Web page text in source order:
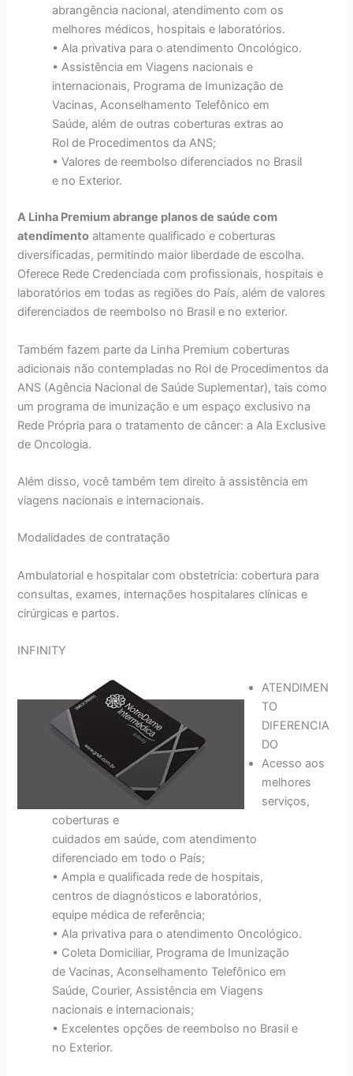
abrangência nacional, atendimento com os
melhores médicos, hospitais e laboratórios.
• Ala privativa para o atendimento Oncológico.
• Assistência em Viagens nacionais e
internacionais, Programa de Imunização de
Vacinas, Aconselhamento Telefônico em
Saúde, além de outras coberturas extras ao
Rol de Procedimentos da ANS;
• Valores de reembolso diferenciados no Brasil
e no Exterior.
A Linha Premium abrange planos de saúde com
atendimento altamente qualificado e coberturas
diversificadas, permitindo maior liberdade de escolha.
Oferece Rede Credenciada com profissionais, hospitais e
laboratórios em todas as regiões do País, além de valores
diferenciados de reembolso no Brasil e no exterior.
Também fazem parte da Linha Premium coberturas
adicionais não contempladas no Rol de Procedimentos da
ANS (Agência Nacional de Saúde Suplementar), tais como
um programa de imunização e um espaço exclusivo na
Rede Própria para o tratamento de câncer: a Ala Exclusive
de Oncologia.
Além disso, você também tem direito à assistência em
viagens nacionais e internacionais.
Modalidades de contratação
Ambulatorial e hospitalar com obstetrícia: cobertura para
consultas, exames, internações hospitalares clínicas e
cirúrgicas e partos.
INFINITY
ATENDIMEN
TO
DIFERENCIA
DO
Acesso aos
melhores
serviços,
coberturas e
cuidados em saúde, com atendimento
diferenciado em todo o País;
• Ampla e qualificada rede de hospitais,
centros de diagnósticos e laboratórios,
equipe médica de referência;
• Ala privativa para o atendimento Oncológico.
• Coleta Domiciliar, Programa de Imunização
de Vacinas, Aconselhamento Telefônico em
Saúde, Courier, Assistência em Viagens
nacionais e internacionais;
• Excelentes opções de reembolso no Brasil e
no Exterior.